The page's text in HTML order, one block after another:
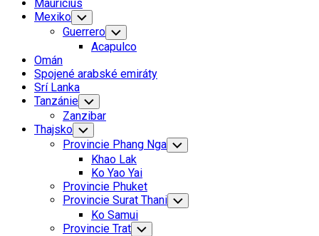
Mauricius
Mexiko Toggle
Child
Menu
Guerrero Toggle
Child
Menu
Acapulco
Omán
Spojené arabské emiráty
Current
Page
Parent
Srí Lanka
Tanzánie Toggle
Child
Menu
Zanzibar
Thajsko Toggle
Child
Menu
Provincie Phang Nga Toggle
Child
Khao Lak
Ko Yao Yai
Provincie Phuket
Provincie Surat Thani Toggle
Child
Ko Samui
Provincie Trat Toggle